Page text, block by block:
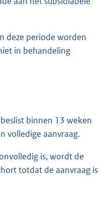
deze periode worden
in behandeling
binnen 13 weken
volledige aanvraag.
is, wordt de
totdat de aanvraag is